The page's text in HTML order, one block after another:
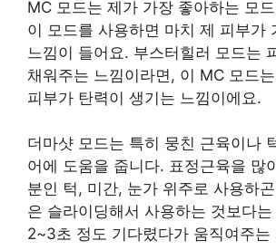
MC 모드는 제가 가장 좋아하는 모
이 모드를 사용하면 마치 제 피부가
느낌이 들어요. 부스터힐러 모드는
채워주는 느낌이라면, 이 MC 모드
피부가 탄력이 생기는 느낌이에요.
더마샷 모드는 특히 뭉친 근육이나
어에 도움을 줍니다. 표정근육을 많
분인 턱, 미간, 눈가 위주로 사용하
은 슬라이딩해서 사용하는 것보다는
2~3초 정도 기다렸다가 움직여주는